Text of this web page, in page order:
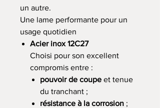
un autre.
Une lame performante pour un
usage quotidien
Acier inox 12C27
Choisi pour son excellent
compromis entre :
pouvoir de coupe et tenue
du tranchant ;
résistance à la corrosion ;